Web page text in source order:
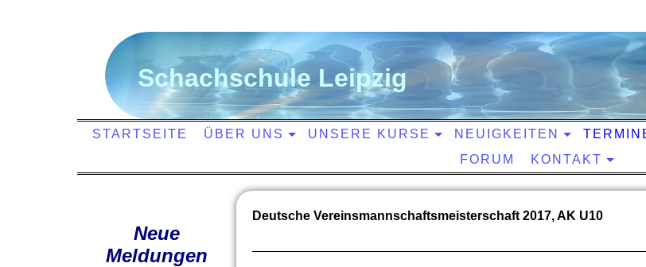
Schachschule Leipzig
STARTSEITE ÜBER UNS UNSERE KURSE NEUIGKEITEN
FORUM
KONTAKT
Deutsche Vereinsmannschaftsmeisterschaft 2017, AK U10
Neue
Meldungen